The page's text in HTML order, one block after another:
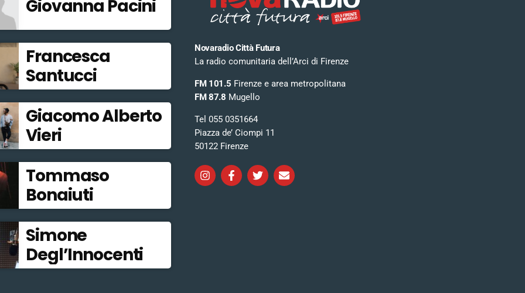
Giovanna Pacini
Francesca
Santucci
Giacomo Alberto
Vieri
Tommaso
Bonaiuti
Simone
Degl’Innocenti
Novaradio Città Futura
La radio comunitaria dell’Arci di Firenze
FM 101.5 Firenze e area metropolitana
FM 87.8 Mugello
Tel 055 0351664
Piazza de’ Ciompi 11
50122 Firenze